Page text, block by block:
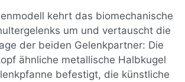
kehrt das biomechanische
um und vertauscht die
der beiden Gelenkpartner: Die
ähnliche metallische Halbkugel
befestigt, die künstliche